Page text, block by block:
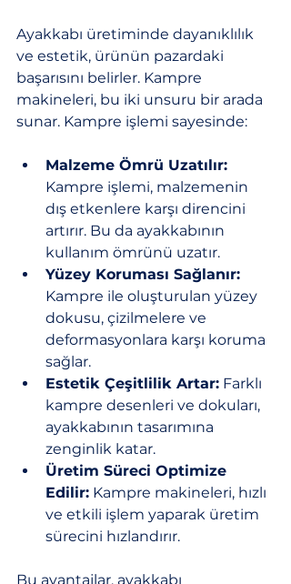
Ayakkabı üretiminde dayanıklılık
ve estetik, ürünün pazardaki
başarısını belirler. Kampre
makineleri, bu iki unsuru bir arada
sunar. Kampre işlemi sayesinde:
Malzeme Ömrü Uzatılır:
Kampre işlemi, malzemenin
dış etkenlere karşı direncini
artırır. Bu da ayakkabının
kullanım ömrünü uzatır.
Yüzey Koruması Sağlanır:
Kampre ile oluşturulan yüzey
dokusu, çizilmelere ve
deformasyonlara karşı koruma
sağlar.
Estetik Çeşitlilik Artar: Farklı
kampre desenleri ve dokuları,
ayakkabının tasarımına
zenginlik katar.
Üretim Süreci Optimize
Edilir: Kampre makineleri, hızlı
ve etkili işlem yaparak üretim
sürecini hızlandırır.
Bu avantajlar, ayakkabı